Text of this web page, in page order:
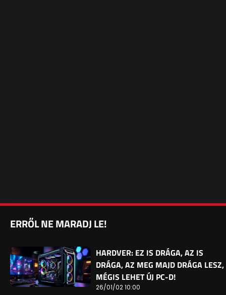
ERRŐL NE MARADJ LE!
HARDVER: EZ IS DRÁGA, AZ IS
DRÁGA, AZ MEG MAJD DRÁGA LESZ,
MÉGIS LEHET ÚJ PC-D!
26/01/02 10:00